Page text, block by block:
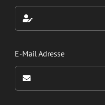
E-Mail Adresse